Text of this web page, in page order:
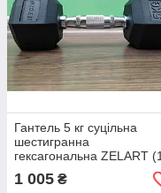
Гантель 5 кг суцільна
шестигранна
гексагональна ZELART
шт.) (сталь хромована,
гума, вага 5 кг)
1 005 ₴